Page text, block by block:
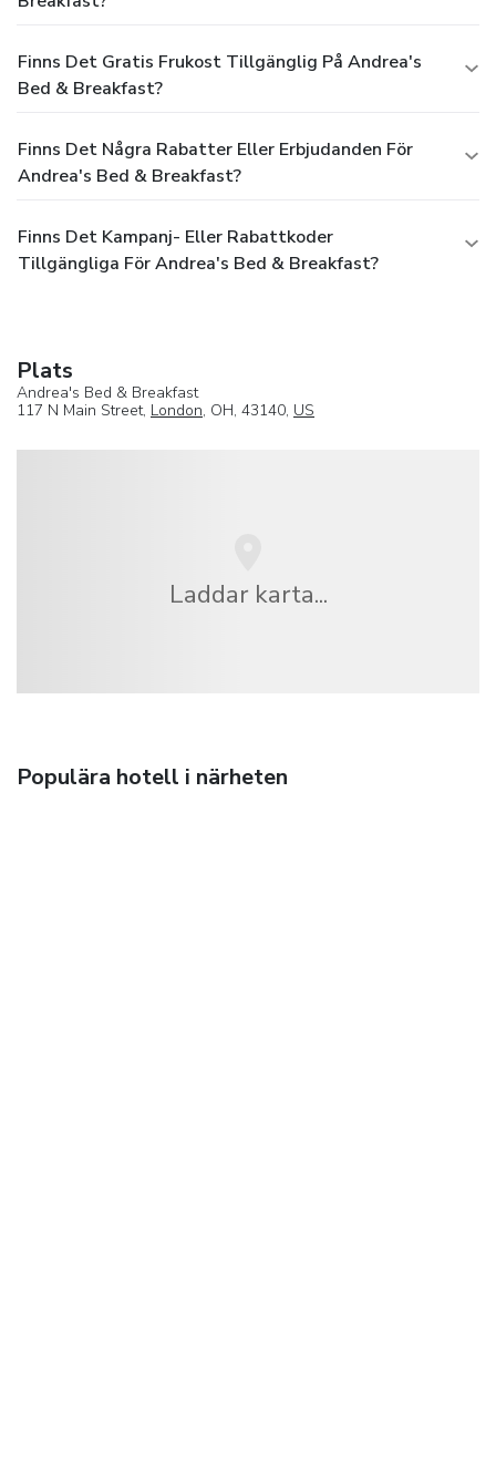
Finns Det Gratis Frukost Tillgänglig På Andrea's
Bed & Breakfast?
Finns Det Några Rabatter Eller Erbjudanden För
Andrea's Bed & Breakfast?
Finns Det Kampanj- Eller Rabattkoder
Tillgängliga För Andrea's Bed & Breakfast?
Plats
Andrea's Bed & Breakfast
117 N Main Street, London, OH, 43140, US
Laddar karta...
Populära hotell i närheten